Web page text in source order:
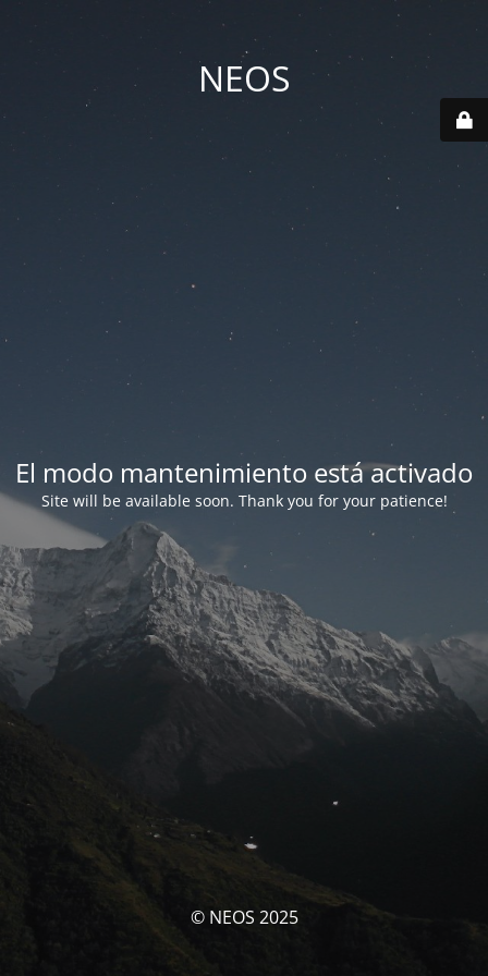
NEOS
El modo mantenimiento está activado
Site will be available soon. Thank you for your patience!
© NEOS 2025